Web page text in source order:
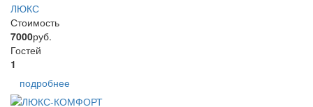
ЛЮКС
Стоимость
7000руб.
Гостей
1
подробнее